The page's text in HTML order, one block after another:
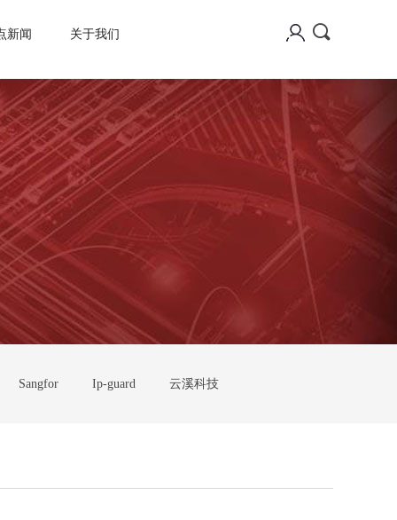
新闻 关于我们 끠
Sangfor Ip-guard 云溪科技